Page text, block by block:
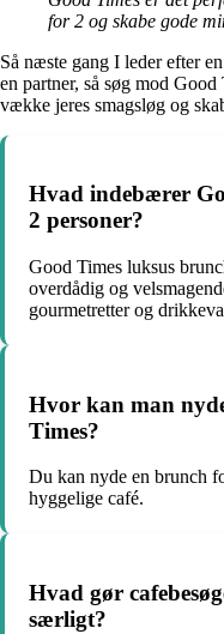
for 2 og skabe gode
Så næste gang I leder efter
en partner, så søg mod
vække jeres smagsløg og
Hvad indebærer
2 personer?
Good Times luksus
overdådig og
gourmetretter og
Hvor kan man
Times?
Du kan nyde en brunch
hyggelige café.
Hvad gør
særligt?